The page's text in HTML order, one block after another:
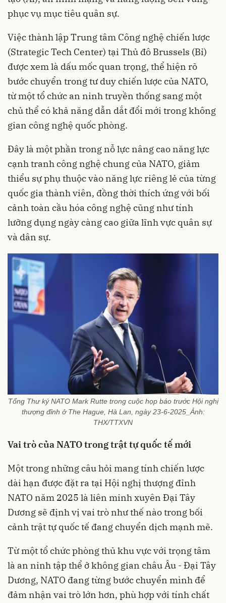
phục vụ mục tiêu quân sự.
Việc thành lập Trung tâm Công nghệ chiến lược
(Strategic Tech Center) tại Thủ đô Brussels (Bỉ)
được xem là dấu mốc quan trọng, thể hiện rõ
bước chuyển trong tư duy chiến lược của NATO,
từ một tổ chức an ninh truyền thống sang một
chủ thể có khả năng dẫn dắt đổi mới trong không
gian công nghệ quốc phòng.
Đây là một phần trong nỗ lực nâng cao năng lực
cạnh tranh công nghệ chung của NATO, giảm
thiểu sự phụ thuộc vào năng lực riêng lẻ của từng
quốc gia thành viên, đồng thời thích ứng với bối
cảnh toàn cầu hóa công nghệ cũng như tính
lưỡng dụng ngày càng cao giữa lĩnh vực quân sự
và dân sự.
Tổng Thư ký NATO Mark Rutte trong cuộc họp báo trước Hội nghị
thượng đỉnh ở The Hague, Hà Lan, ngày 23-6-2025_Ảnh:
THX/TTXVN
Vai trò của NATO trong trật tự quốc tế mới
Một trong những câu hỏi mang tính chiến lược
dài hạn được đặt ra tại Hội nghị thượng đỉnh
NATO năm 2025 là liên minh xuyên Đại Tây
Dương sẽ định vị vai trò như thế nào trong bối
cảnh trật tự quốc tế đang chuyển dịch mạnh mẽ.
Từ một tổ chức phòng thủ khu vực với trọng tâm
là an ninh tập thể ở không gian châu Âu - Đại Tây
Dương, NATO đang từng bước chuyển mình để
đảm nhận vai trò lớn hơn, phù hợp với tính chất